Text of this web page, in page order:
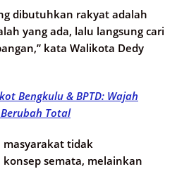
dibutuhkan rakyat adalah
yang ada, lalu langsung cari
kata Walikota Dedy
Bengkulu & BPTD: Wajah
Total
tidak
semata, melainkan